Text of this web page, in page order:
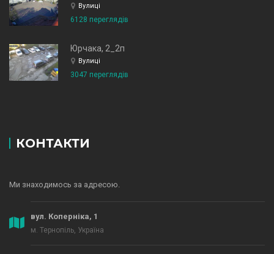
Вулиці
6128 переглядів
Юрчака, 2_2п
Вулиці
3047 переглядів
КОНТАКТИ
Ми знаходимось за адресою.
вул. Коперніка, 1
м. Тернопіль, Україна